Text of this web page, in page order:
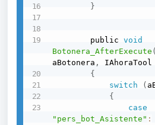
}
		public
void
Botonera_AfterExecute (
aBotonera , IAhoraTool
{
switch
(
{
case
"pers_bot_Asistente" :